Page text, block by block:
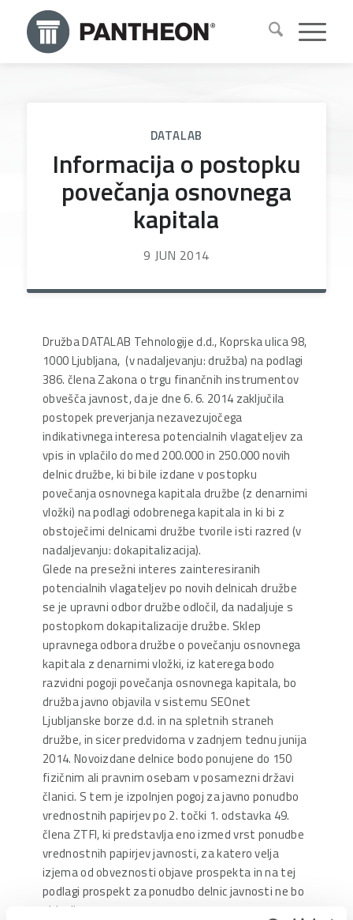
DATALAB
Informacija o postopku
povečanja osnovnega
kapitala
9 JUN 2014
Družba DATALAB Tehnologije d.d., Koprska ulica 98,
1000 Ljubljana, (v nadaljevanju: družba) na podlagi
386. člena Zakona o trgu finančnih instrumentov
obvešča javnost, da je dne 6. 6. 2014 zaključila
postopek preverjanja nezavezujočega
indikativnega interesa potencialnih vlagateljev za
vpis in vplačilo do med 200.000 in 250.000 novih
delnic družbe, ki bi bile izdane v postopku
povečanja osnovnega kapitala družbe (z denarnimi
vložki) na podlagi odobrenega kapitala in ki bi z
obstoječimi delnicami družbe tvorile isti razred (v
nadaljevanju: dokapitalizacija).
Glede na presežni interes zainteresiranih
potencialnih vlagateljev po novih delnicah družbe
se je upravni odbor družbe odločil, da nadaljuje s
postopkom dokapitalizacije družbe. Sklep
upravnega odbora družbe o povečanju osnovnega
kapitala z denarnimi vložki, iz katerega bodo
razvidni pogoji povečanja osnovnega kapitala, bo
družba javno objavila v sistemu SEOnet
Ljubljanske borze d.d. in na spletnih straneh
družbe, in sicer predvidoma v zadnjem tednu junija
2014. Novoizdane delnice bodo ponujene do 150
fizičnim ali pravnim osebam v posamezni državi
članici. S tem je izpolnjen pogoj za javno ponudbo
vrednostnih papirjev po 2. točki 1. odstavka 49.
člena ZTFI, ki predstavlja eno izmed vrst ponudbe
vrednostnih papirjev javnosti, za katero velja
izjema od obveznosti objave prospekta in na tej
podlagi prospekt za ponudbo delnic javnosti ne bo
objavljen.